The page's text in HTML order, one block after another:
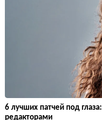
6 лучших патчей под
редакторами